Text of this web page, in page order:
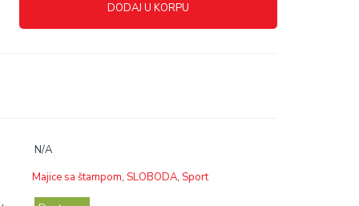
DODAJ U KORPU
N/A
Majice sa štampom, SLOBODA, Sport